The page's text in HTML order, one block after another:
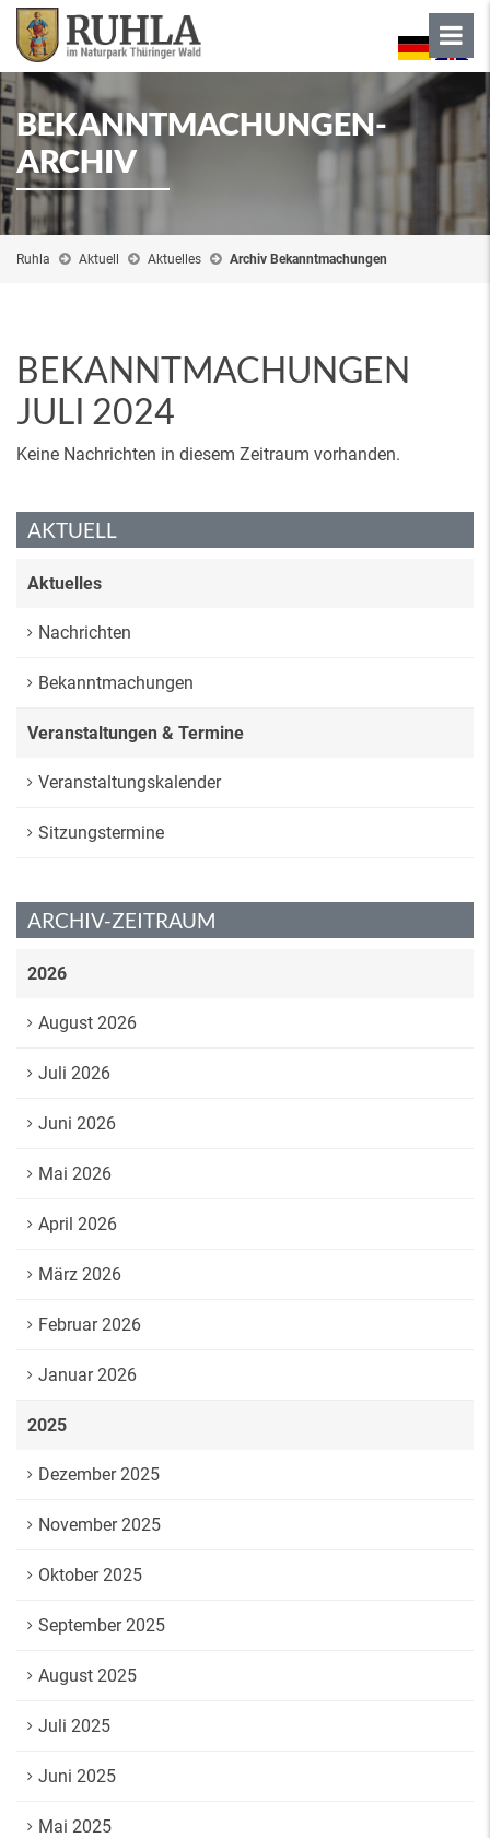
BEKANNTMACHUNGEN-
ARCHIV
Ruhla Aktuell Aktuelles Archiv Bekanntmachungen
BEKANNTMACHUNGEN
JULI 2024
Keine Nachrichten in diesem Zeitraum vorhanden.
AKTUELL
Aktuelles
Nachrichten
Bekanntmachungen
Veranstaltungen & Termine
Veranstaltungskalender
Sitzungstermine
ARCHIV-ZEITRAUM
2026
August 2026
Juli 2026
Juni 2026
Mai 2026
April 2026
März 2026
Februar 2026
Januar 2026
2025
Dezember 2025
November 2025
Oktober 2025
September 2025
August 2025
Juli 2025
Juni 2025
Mai 2025